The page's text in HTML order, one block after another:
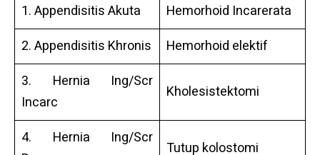
1. Appendisitis Akuta
Hemorhoid Incarerata
2. Appendisitis Khronis
Hemorhoid elektif
3. Hernia Ing/Scr
Incarc
Kholesistektomi
4. Hernia Ing/Scr
Tutup kolostomi